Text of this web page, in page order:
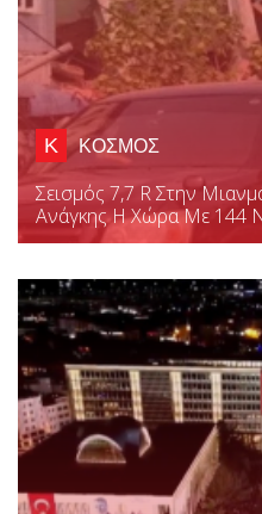
Κ ΚΟΣΜΟΣ
Σεισμός 7,7 R Στην
Ανάγκης Η Χώρα Με 144